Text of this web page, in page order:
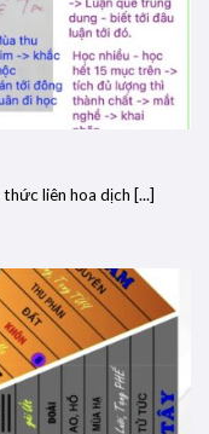
liên hoa dịch [...]